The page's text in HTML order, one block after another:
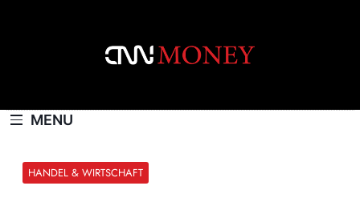
MENU
HANDEL & WIRTSCHAFT